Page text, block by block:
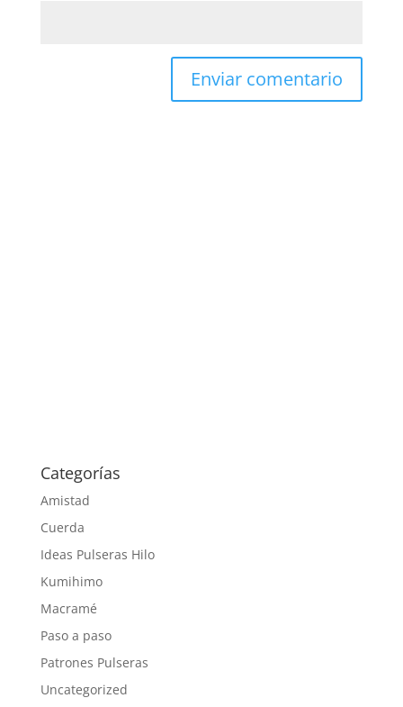
Categorías
Amistad
Cuerda
Ideas Pulseras Hilo
Kumihimo
Macramé
Paso a paso
Patrones Pulseras
Uncategorized